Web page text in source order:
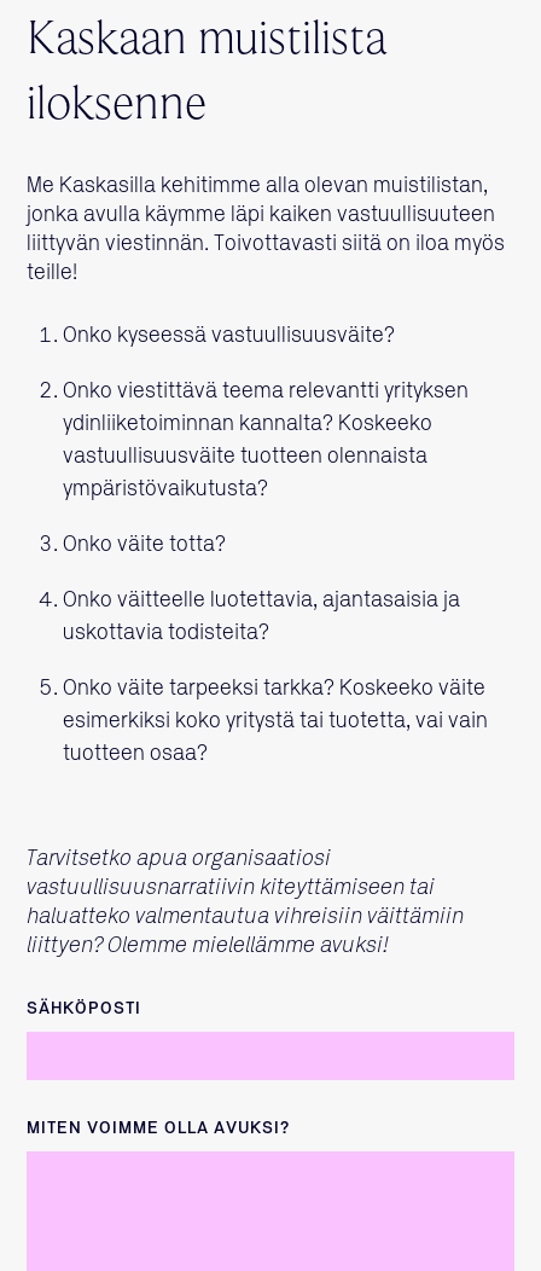
Kaskaan muistilista
iloksenne
Me Kaskasilla kehitimme alla olevan muistilistan,
jonka avulla käymme läpi kaiken vastuullisuuteen
liittyvän viestinnän. Toivottavasti siitä on iloa myös
teille!
Onko kyseessä vastuullisuusväite?
Onko viestittävä teema relevantti yrityksen
ydinliiketoiminnan kannalta? Koskeeko
vastuullisuusväite tuotteen olennaista
ympäristövaikutusta?
Onko väite totta?
Onko väitteelle luotettavia, ajantasaisia ja
uskottavia todisteita?
Onko väite tarpeeksi tarkka? Koskeeko väite
esimerkiksi koko yritystä tai tuotetta, vai vain
tuotteen osaa?
Tarvitsetko apua organisaatiosi
vastuullisuusnarratiivin kiteyttämiseen tai
haluatteko valmentautua vihreisiin väittämiin
liittyen? Olemme mielellämme avuksi!
SÄHKÖPOSTI
MITEN VOIMME OLLA AVUKSI?